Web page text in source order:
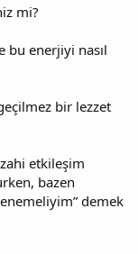
mi?
bu enerjiyi nasıl
bir lezzet
etkileşim
bazen
demek